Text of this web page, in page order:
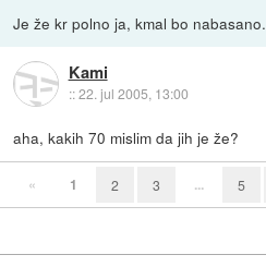
Je že kr polno ja, kmal bo nabasano.
Kami
::22. jul 2005, 13:00
aha, kakih 70 mislim da jih je že?
« 1 2 3 ... 5